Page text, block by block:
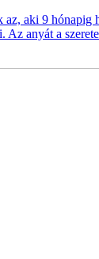
az, aki 9 hónapig
Az anyát a